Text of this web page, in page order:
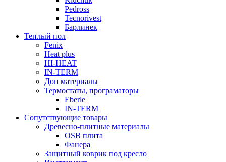
Pedross
Tecnorivest
Барлинек
Теплый пол
Fenix
Heat plus
HI-HEAT
IN-TERM
Доп материалы
Термостаты, програматоры
Eberle
IN-TERM
Сопутствующие товары
Древесно-плитные материалы
OSB плита
Фанера
Защитный коврик под кресло